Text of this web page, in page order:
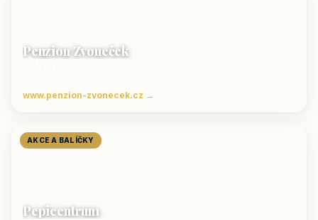
Penzion Zvoneček
www.penzion-zvonecek.cz →
AKCE A BALÍČKY
Pepicentrum